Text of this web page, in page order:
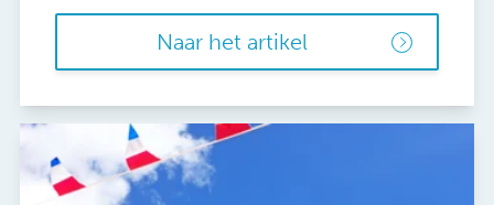
Naar het artikel